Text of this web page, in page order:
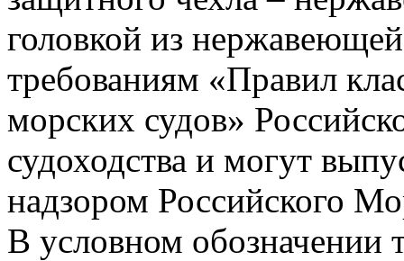
головкой из
требованиям «Правил
морских судов»
судоходства и могут
надзором Российского
В условном обозначении